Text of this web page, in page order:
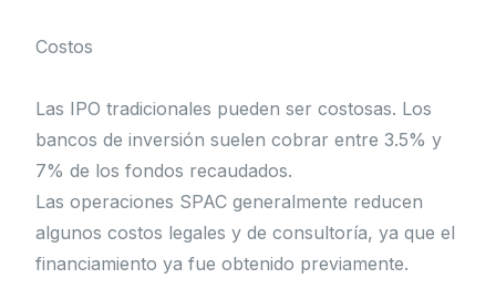
Costos
Las IPO tradicionales pueden ser costosas. Los
bancos de inversión suelen cobrar entre 3.5% y
7% de los fondos recaudados.
Las operaciones SPAC generalmente reducen
algunos costos legales y de consultoría, ya que el
financiamiento ya fue obtenido previamente.